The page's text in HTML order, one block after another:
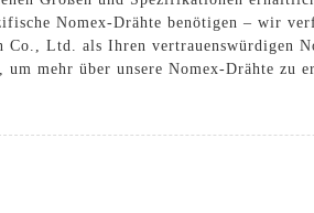
Nomex-Drähte benötigen – wir
Ltd. als Ihren vertrauenswürdigen
mehr über unsere Nomex-Drähte zu